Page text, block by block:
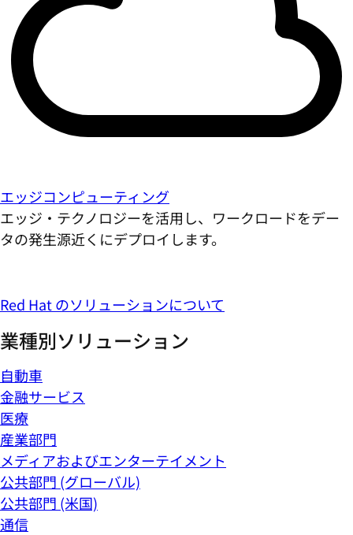
エッジコンピューティング
エッジ・テクノロジーを活用し、ワークロードをデー
タの発生源近くにデプロイします。
Red Hat のソリューションについて
業種別ソリューション
自動車
金融サービス
医療
産業部門
メディアおよびエンターテイメント
公共部門 (グローバル)
公共部門 (米国)
通信